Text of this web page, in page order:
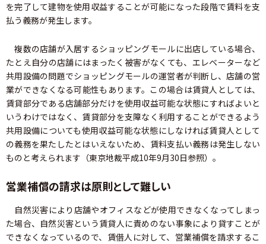
を完了して建物を使用収益することが可能になった段階で賃料を支
払う義務が発生します。
複数の店舗が入居するショッピングモールに出店している場合、
たとえ自分の店舗にはまったく被害がなくても、エレベーターなど
共用設備の問題でショッピングモールの運営者が判断し、店舗の営
業ができなくなる可能性もあります。この場合は賃貸人としては、
賃貸部分である店舗部分だけを使用収益可能な状態にすればよいと
いうわけではなく、賃貸部分を支障なく利用することができるよう
共用設備についても使用収益可能な状態にしなければ賃貸人として
の義務を果たしたとはいえないため、賃料支払い義務は発生しない
ものと考えられます（東京地裁平成10年9月30日参照）。
営業補償の請求は原則として難しい
自然災害により店舗やオフィスなどが使用できなくなってしまっ
た場合、自然災害という賃貸人に責めのない事象により貸すことが
できなくなっているので、賃借人に対して、営業補償を請求するこ